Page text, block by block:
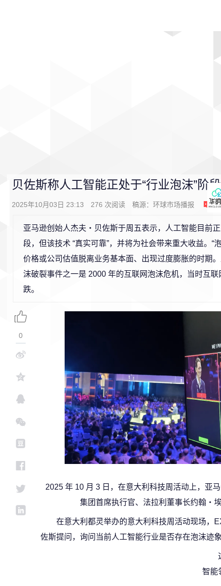
贝佐斯称人工智能正处于“行业泡沫”阶
2025年10月03日 23:13 276 次阅读 稿源： 环球市场播报 0
亚马逊创始人杰夫・贝佐斯于周五表示，人工智能目前正
段，但该技术 “真实可靠”，并将为社会带来重大收益。“
价格或公司估值脱离业务基本面、出现过度膨胀的时期
沫破裂事件之一是 2000 年的互联网泡沫危机，当时互
跌。
2025 年 10 月 3 日，在意大利科技周活动上，亚
集团首席执行官、法拉利董事长约翰・
在意大利都灵举办的意大利科技周活动现场，
佐斯提问，询问当前人工智能行业是否存在泡沫迹
智能
0